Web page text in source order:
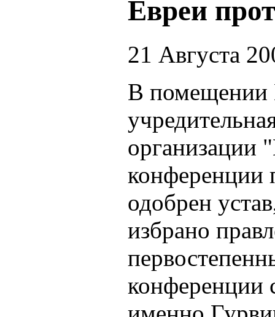
Евреи
21 Августа
В помещении
организации
конференции
одобрен
избрано
конференции